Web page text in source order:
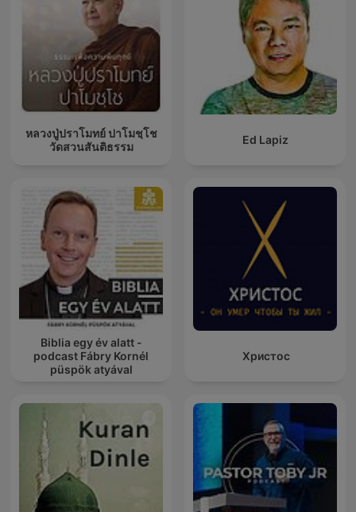
หลวงปู่ปราโมทย์ ปาโมชฺโช
วัดสวนสันติธรรม
Ed Lapiz
Biblia egy év alatt -
podcast Fábry Kornél
püspök atyával
Христос